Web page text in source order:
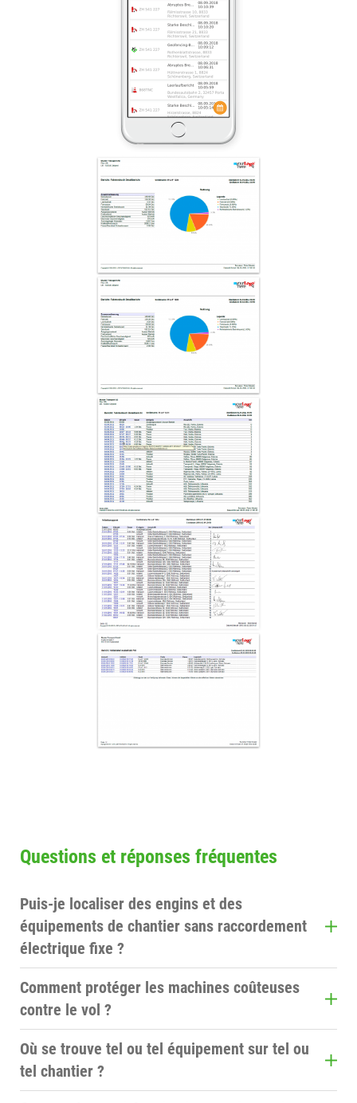
Questions et réponses fréquentes
Puis-je localiser des engins et des
équipements de chantier sans raccordement
électrique fixe ?
Oui. Avec SmartModeTracking, il est possible de
localiser de manière économe en énergie des
alimentation électrique, tels que des machines,
des conteneurs ou des remorques.
Comment protéger les machines coûteuses
contre le vol ?
Grâce à AdvancedMonitoring, vous pouvez
configurer des alertes, par exemple en cas de
Où se trouve tel ou tel équipement sur tel ou
tel chantier ?